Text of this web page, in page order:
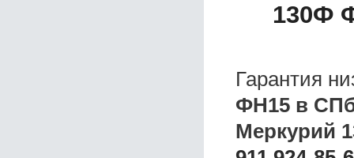
130Ф
Гарантия
ФН15 в
Меркурий